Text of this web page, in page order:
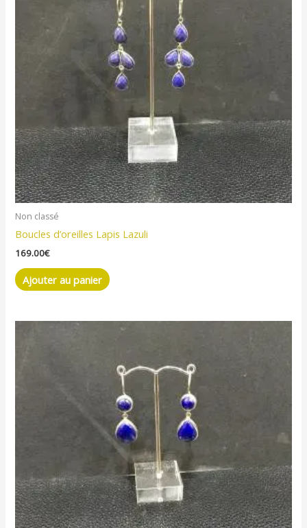
Non classé
Boucles d’oreilles Lapis Lazuli
169.00€
Ajouter au panier